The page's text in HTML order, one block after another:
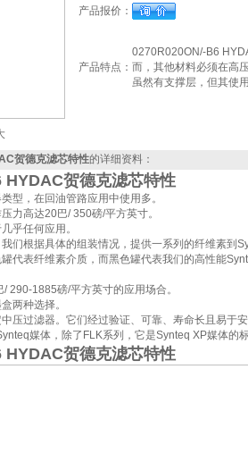
产品报价：
产品特点：
0270R020ON/-B6
而，其他材料必须在高
虽然有支撑层，但其使
贺德克滤芯特性的详细资料：
贺德克滤芯特性
型，在回油管路应用中使用多。
力高达20巴/ 350磅/平方英寸。
乎任何应用。
们根据具体的组装情况，提供一系列的纤维素到
代表纤维素介质，而黑色罐代表我们的高性能
290-1885磅/平方英寸的应用场合。
两种选择。
压过滤器。它们经过验证、可靠、寿命长且易于安
媒体，除了FLK系列，它是Synteq XP媒体的标
贺德克滤芯特性